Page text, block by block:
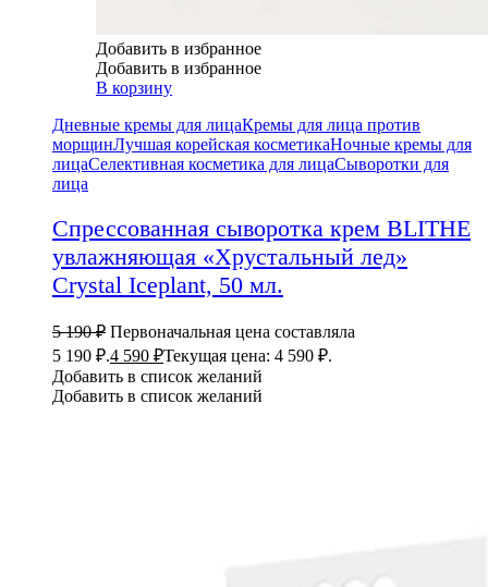
Добавить в избранное
Добавить в избранное
В корзину
Дневные кремы для лицаКремы для лица против
морщинЛучшая корейская косметикаНочные кремы для
лицаСелективная косметика для лицаСыворотки для
лица
Спрессованная сыворотка крем BLITHE
увлажняющая «Хрустальный лед»
Crystal Iceplant, 50 мл.
5 190₽ Первоначальная цена составляла
5 190 ₽.4 590 ₽Текущая цена: 4 590 ₽.
Добавить в список желаний
Добавить в список желаний